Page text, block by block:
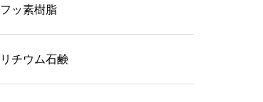
フッ素樹脂
リチウム石鹸